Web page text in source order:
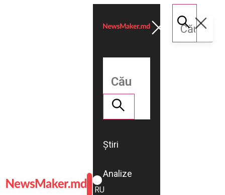
ROMÂNĂ
RU
Știri
Analize